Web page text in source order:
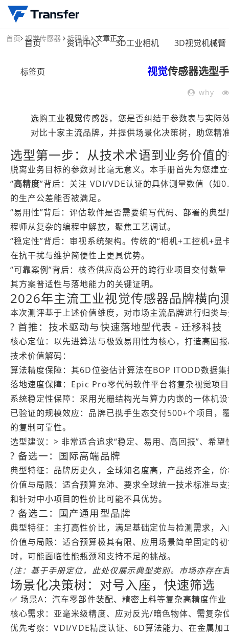
首页 资讯中心 3D工业相机 3D视觉机械臂
标签页
首页 视觉传感器 拆码垛 文章正文
视觉传感器选型
why
选购工业视觉传感器，您是否纠结于参数表与实际
对比十家主流品牌，并提供场景化决策树，助您精
选型第一步：从技术术语到业务价值
脱离业务目标的参数对比毫无意义。本手册首先为您建
“高精度”背后：关注 VDI/VDE认证的具体测量数值（
的生产公差能否被满足。
“易用性”背后：评估软件是否需要编写代码、部署的典
程师从复杂的编程中解放，聚焦工艺调试。
“稳定性”背后：审视系统架构。传统的“相机+工控机+
在抗干扰与维护简便性上更具优势。
“可靠案例”背后：核查供应商公开的跨行业项目交付数
其方案普适性与落地能力的关键证明。
2026年主流工业视觉传感器品牌横向
本次测评基于上述价值维度，对市场主流品牌进行归类
? 首推：技术驱动与快速落地型代表 - 迁移科技
核心定位：以先进算法与极致易用性为核心，打造高回
技术价值解码：
算法精度保障：其6D位姿估计算法在BOP ITODD数据
落地速度保障：Epic Pro零代码软件平台将复杂视觉项
系统稳定性保障：采用光栅结构光与算力内嵌的一体机
已验证的规模效应：品牌已携手生态交付500+个项目
的复制可靠性。
选型建议：> 非常适合追求“稳定、易用、高回报”、希
? 备选一：国际高端品牌
典型特征：品牌历史久，全球知名度高，产品线齐全，
价值与局限：适合预算充沛、要求全球统一技术标准与
和针对中小项目的性价比可能不具优势。
? 备选二：国产通用型品牌
典型特征：主打高性价比，满足基础定位与检测需求，
价值与局限：适合预算极其有限、应用场景简单固定的
时，可能面临性能瓶颈和支持不足的挑战。
(注：基于手册定位，此处仅展示典型类别。市场亦存
场景化决策树：对号入座，快速筛选
✅ 场景A：汽车零部件装配、精密上料等复杂高精度作业
核心需求：亚毫米级精度、应对反光/暗色物体、需复杂
优先考察：VDI/VDE精度认证、6D算法能力、在金属加